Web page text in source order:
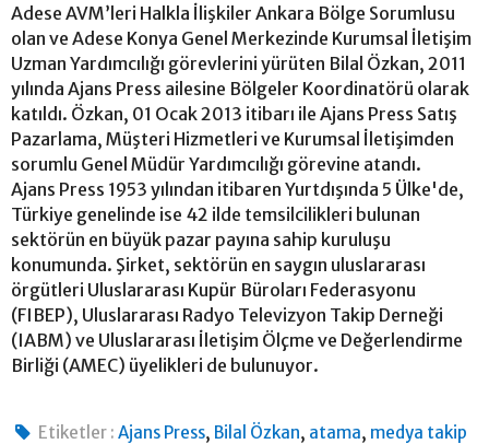
Adese AVM’leri Halkla İlişkiler Ankara Bölge Sorumlusu
olan ve Adese Konya Genel Merkezinde Kurumsal İletişim
Uzman Yardımcılığı görevlerini yürüten Bilal Özkan, 2011
yılında Ajans Press ailesine Bölgeler Koordinatörü olarak
katıldı. Özkan, 01 Ocak 2013 itibarı ile Ajans Press Satış
Pazarlama, Müşteri Hizmetleri ve Kurumsal İletişimden
sorumlu Genel Müdür Yardımcılığı görevine atandı.
Ajans Press 1953 yılından itibaren Yurtdışında 5 Ülke'de,
Türkiye genelinde ise 42 ilde temsilcilikleri bulunan
sektörün en büyük pazar payına sahip kuruluşu
konumunda. Şirket, sektörün en saygın uluslararası
örgütleri Uluslararası Kupür Büroları Federasyonu
(FIBEP), Uluslararası Radyo Televizyon Takip Derneği
(IABM) ve Uluslararası İletişim Ölçme ve Değerlendirme
Birliği (AMEC) üyelikleri de bulunuyor.
Etiketler : Ajans Press, Bilal Özkan, atama, medya takip